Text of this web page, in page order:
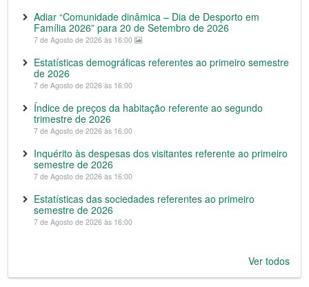
Adiar “Comunidade dinâmica – Dia de Desporto em
Família 2026” para 20 de Setembro de 2026
7 de Agosto de 2026 às 16:00
Estatísticas demográficas referentes ao primeiro semestre
de 2026
7 de Agosto de 2026 às 16:00
Índice de preços da habitação referente ao segundo
trimestre de 2026
7 de Agosto de 2026 às 16:00
Inquérito às despesas dos visitantes referente ao primeiro
semestre de 2026
7 de Agosto de 2026 às 16:00
Estatísticas das sociedades referentes ao primeiro
semestre de 2026
7 de Agosto de 2026 às 16:00
Ver todos